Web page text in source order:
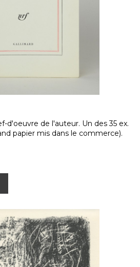
d'oeuvre de l'auteur. Un des 35 ex.
papier mis dans le commerce).